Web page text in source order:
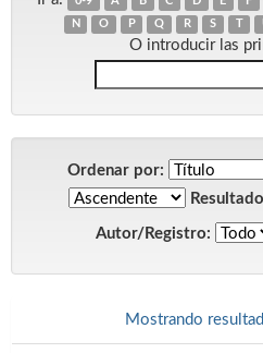
N
O P Q R S
O introducir las
Ordenar por:
Autor/Registro:
Mostrando